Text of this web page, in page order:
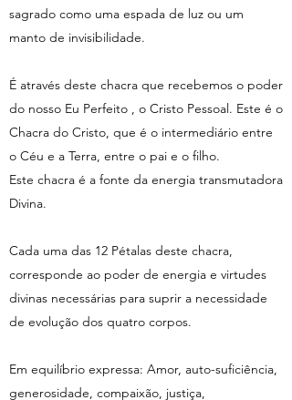
sagrado como uma espada de luz ou um
manto de invisibilidade.
É através deste chacra que recebemos o poder
do nosso Eu Perfeito , o Cristo Pessoal. Este é o
Chacra do Cristo, que é o intermediário entre
o Céu e a Terra, entre o pai e o filho.
Este chacra é a fonte da energia transmutadora
Divina.
Cada uma das 12 Pétalas deste chacra,
corresponde ao poder de energia e virtudes
divinas necessárias para suprir a necessidade
de evolução dos quatro corpos.
Em equilíbrio expressa: Amor, auto-suficiência,
generosidade, compaixão, justiça,